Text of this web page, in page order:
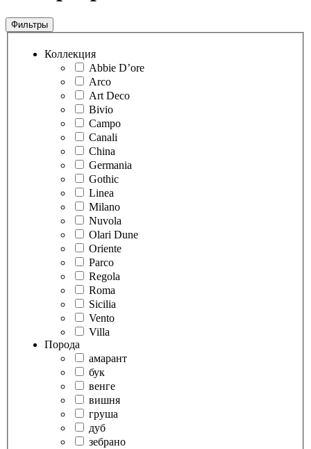
Фильтры
Коллекция
Abbie D’ore
Arco
Art Deco
Bivio
Campo
Canali
China
Germania
Gothic
Linea
Milano
Nuvola
Olari Dune
Oriente
Parco
Regola
Roma
Sicilia
Vento
Villa
Порода
амарант
бук
венге
вишня
груша
дуб
зебрано